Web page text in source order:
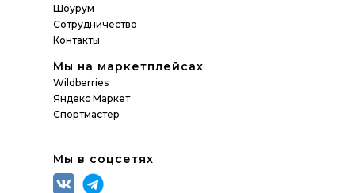
Шоурум
Контакты
Сотрудничество
Спортмастер
Яндекс Маркет
Мы на маркетплейсах
Wildberries
Мы в соцсетях